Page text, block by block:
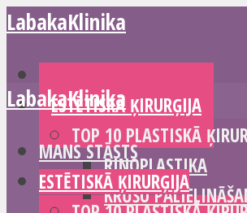
LabakaKlinika
ESTĒTISKĀ ĶIRURĢIJA
TOP 10 PLASTISKĀ
RINOPLASTIKA
KRŪŠU
LabakaKlinika
MANS STĀSTS
ESTĒTISKĀ ĶIRURĢIJA